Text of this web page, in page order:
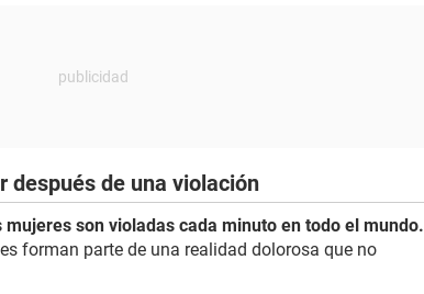
después de una violación
mujeres son violadas cada minuto en todo el mundo.
forman parte de una realidad dolorosa que no